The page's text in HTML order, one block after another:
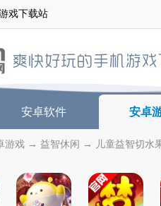
戏下载站
安卓软件 安卓
游戏 → 益智休闲 → 儿童益智切水